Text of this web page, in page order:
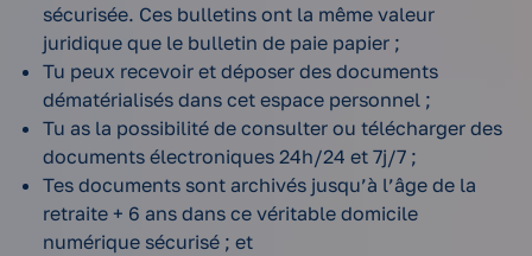
sécurisée. Ces bulletins ont la même valeur
juridique que le bulletin de paie papier ;
Tu peux recevoir et déposer des documents
dématérialisés dans cet espace personnel ;
Tu as la possibilité de consulter ou télécharger des
documents électroniques 24h/24 et 7j/7 ;
Tes documents sont archivés jusqu’à l’âge de la
retraite + 6 ans dans ce véritable domicile
numérique sécurisé ; et